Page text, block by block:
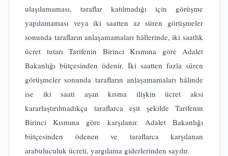
ulaşılamaması, taraflar katılmadığı için görüşme
yapılamaması veya iki saatten az süren görüşmeler
sonunda tarafların anlaşamamaları hâllerinde, iki saatlik
ücret tutarı Tarifenin Birinci Kısmına göre Adalet
Bakanlığı bütçesinden ödenir. İki saatten fazla süren
görüşmeler sonunda tarafların anlaşamamaları hâlinde
ise iki saati aşan kısma ilişkin ücret aksi
kararlaştırılmadıkça taraflarca eşit şekilde Tarifenin
Birinci Kısmına göre karşılanır. Adalet Bakanlığı
bütçesinden ödenen ve taraflarca karşılanan
arabuluculuk ücreti, yargılama giderlerinden sayılır.